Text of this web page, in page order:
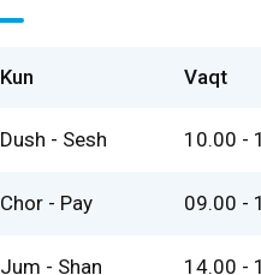
Kun Vaqt
Dush - Sesh 10.00 -
Chor - Pay 09.00 -
Jum - Shan 14.00 -